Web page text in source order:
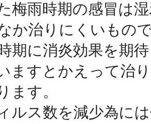
梅雨時期の感冒は
か治りにくいもの
期に消炎効果を期
ますとかえって治
ます。
ルス数を減少為に